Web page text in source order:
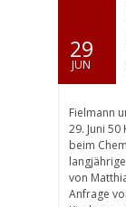
29
JUN
Fielmann
29. Juni
beim
von
Anfrage